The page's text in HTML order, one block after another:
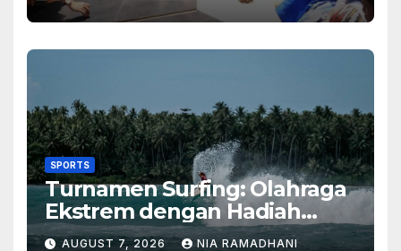
SPORTS
Turnamen Surfing: Olahraga
Ekstrem dengan Hadiah
Besar
AUGUST 7, 2026 NIA RAMADHANI